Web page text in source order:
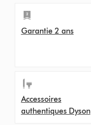
Garantie 2 ans
Accessoires
authentiques Dyson